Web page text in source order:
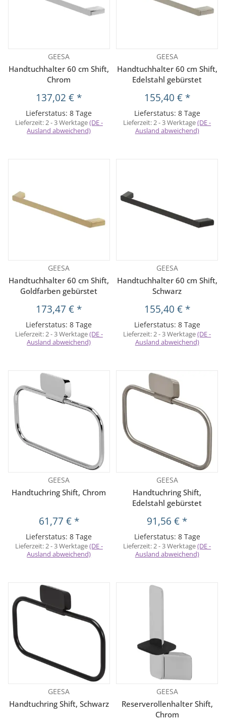
GEESA
Handtuchhalter 60 cm Shift,
Chrom
137,02 € *
Lieferstatus: 8 Tage
Lieferzeit:2 - 3 Werktage(DE -
Ausland abweichend)
GEESA
Handtuchhalter 60 cm Shift,
Edelstahl gebürstet
155,40 € *
Lieferstatus: 8 Tage
Lieferzeit:2 - 3 Werktage(DE -
Ausland abweichend)
GEESA
Handtuchhalter 60 cm Shift,
Goldfarben gebürstet
173,47 € *
Lieferstatus: 8 Tage
Lieferzeit:2 - 3 Werktage(DE -
Ausland abweichend)
GEESA
Handtuchhalter 60 cm Shift,
Schwarz
155,40 € *
Lieferstatus: 8 Tage
Lieferzeit:2 - 3 Werktage(DE -
Ausland abweichend)
GEESA
Handtuchring Shift, Chrom
61,77 € *
Lieferstatus: 8 Tage
Lieferzeit:2 - 3 Werktage(DE -
Ausland abweichend)
GEESA
Handtuchring Shift,
Edelstahl gebürstet
91,56 € *
Lieferstatus: 8 Tage
Lieferzeit:2 - 3 Werktage(DE -
Ausland abweichend)
GEESA
Handtuchring Shift, Schwarz
GEESA
Reserverollenhalter Shift,
Chrom